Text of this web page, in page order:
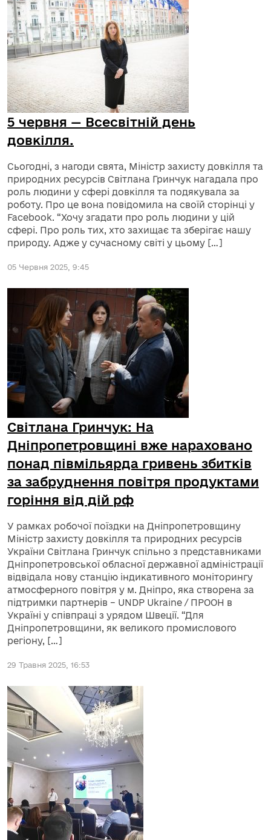
5 червня — Всесвітній день
довкілля.
Сьогодні, з нагоди свята, Міністр захисту довкілля та
природних ресурсів Світлана Гринчук нагадала про
роль людини у сфері довкілля та подякувала за
роботу. Про це вона повідомила на своїй сторінці у
Facebook. “Хочу згадати про роль людини у цій
сфері. Про роль тих, хто захищає та зберігає нашу
природу. Адже у сучасному світі у цьому […]
05 Червня 2025, 9:45
Світлана Гринчук: На
Дніпропетровщині вже нараховано
понад півмільярда гривень збитків
за забруднення повітря продуктами
горіння від дій рф
У рамках робочої поїздки на Дніпропетровщину
Міністр захисту довкілля та природних ресурсів
України Світлана Гринчук спільно з представниками
Дніпропетровської обласної державної адміністрації
відвідала нову станцію індикативного моніторингу
атмосферного повітря у м. Дніпро, яка створена за
підтримки партнерів – UNDP Ukraine / ПРООН в
Україні у співпраці з урядом Швеції. “Для
Дніпропетровщини, як великого промислового
регіону, […]
29 Травня 2025, 16:53